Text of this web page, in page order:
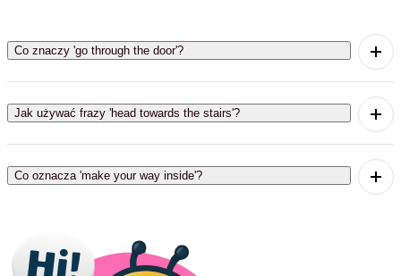
Co znaczy 'go through the door'?
'Go through the door' oznacza 'przejść przez
drzwi'.
Jak używać frazy 'head towards the stairs'?
'Head towards the stairs' oznacza 'kierować się w
stronę schodów'.
Co oznacza 'make your way inside'?